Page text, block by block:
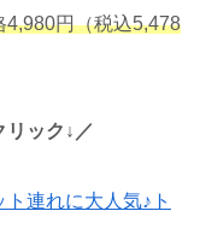
円（税込5,478
リック↓／
連れに大人気♪ト